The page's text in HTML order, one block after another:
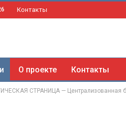
Контакты
О проекте Контакты
СТРАНИЦА — Централизованная